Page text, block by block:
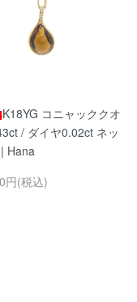
K18YG コニャッククオ
/ ダイヤ0.02ct ネッ
Hana
円(税込)